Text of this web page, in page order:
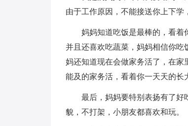
由于工作原因，不能接送你上下学
妈妈知道吃饭是最棒的，看着
并且还喜欢吃蔬菜，妈妈相信你
妈还知道现在会做家务活了，在
能及的家务活，看着你一天天的长
最后，妈妈要特别表扬有了好
貌，不打架，小朋友都喜欢和玩。